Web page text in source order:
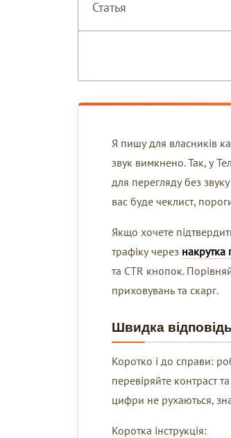
Статья
Я пишу для власників
звук вимкнено. Так, у
для перегляду без
вас буде чеклист,
Якщо хочете
трафіку через накрутка
та CTR кнопок.
приховувань та скарг.
Швидка відповідь
Коротко і до справи:
перевіряйте контраст
цифри не рухаються,
Коротка інструкція: